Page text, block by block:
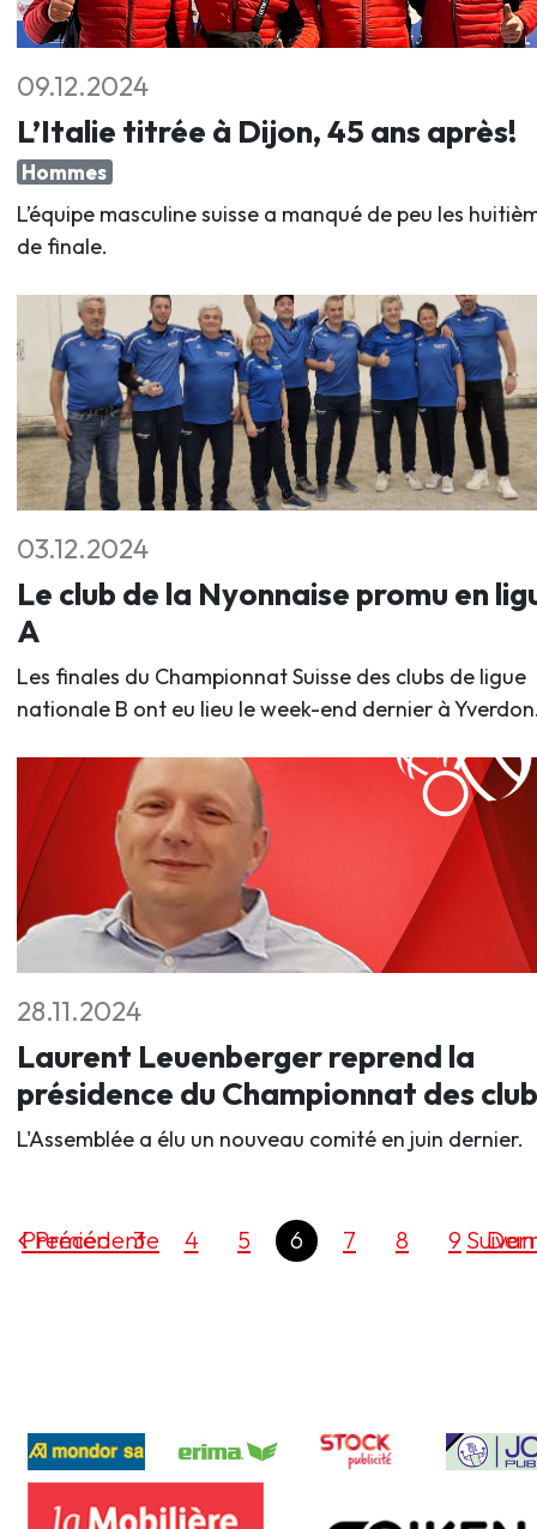
09.12.2024
L’Italie titrée à Dijon, 45 ans après!
Hommes
L’équipe masculine suisse a manqué de peu les
de finale.
03.12.2024
Le club de la Nyonnaise promu en
A
Les finales du Championnat Suisse des clubs de ligue
nationale B ont eu lieu le week-end dernier à
28.11.2024
Laurent Leuenberger reprend la
présidence du Championnat des
L'Assemblée a élu un nouveau comité en juin dernier.
Précédente
Premier 3 4 5 6 7 8 9